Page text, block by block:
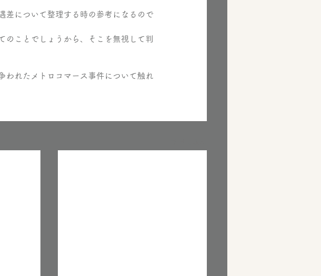
差について整理する時の参考になるので
ことでしょうから、そこを無視して判
われたメトロコマース事件について触れ